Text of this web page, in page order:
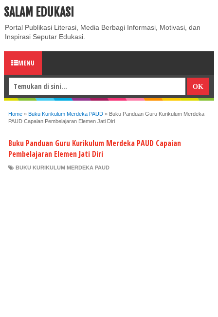
ABOUT CONTACT US
SALAM EDUKASI
Portal Publikasi Literasi, Media Berbagi Informasi, Motivasi, dan
Inspirasi Seputar Edukasi.
MENU
Home » Buku Kurikulum Merdeka PAUD » Buku Panduan Guru Kurikulum Merdeka
PAUD Capaian Pembelajaran Elemen Jati Diri
Buku Panduan Guru Kurikulum Merdeka PAUD Capaian
Pembelajaran Elemen Jati Diri
BUKU KURIKULUM MERDEKA PAUD